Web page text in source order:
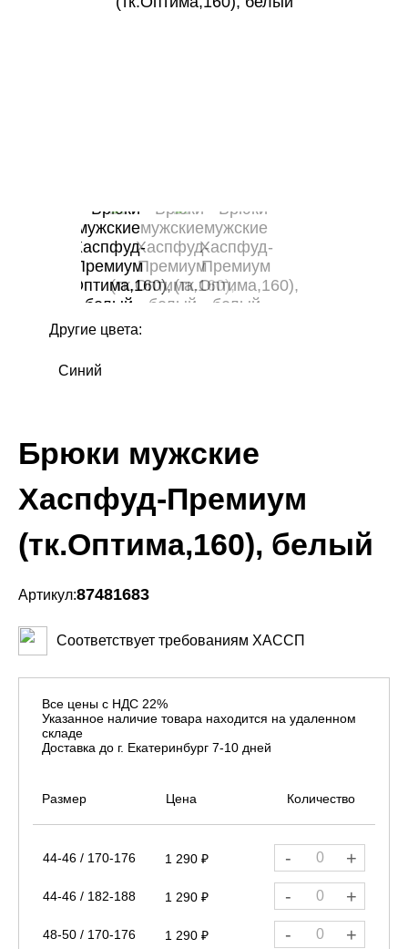
Другие цвета:
Синий
Брюки мужские
Хаспфуд-Премиум
(тк.Оптима,160), белый
Артикул:87481683
Соответствует требованиям ХАССП
Все цены с НДС 22%
Указанное наличие товара находится на удаленном
складе
Доставка до г. Екатеринбург 7-10 дней
Размер Цена Количество
44-46 / 170-176 1 290 ₽ - +
44-46 / 182-188 1 290 ₽ - +
48-50 / 170-176 1 290 ₽ - +